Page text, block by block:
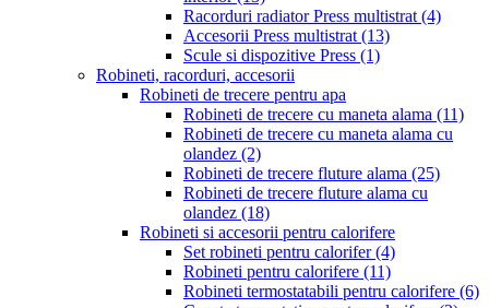
Racorduri radiator Press multistrat (4)
Accesorii Press multistrat (13)
Scule si dispozitive Press (1)
Robineti, racorduri, accesorii
Robineti de trecere pentru apa
Robineti de trecere cu maneta alama (11)
Robineti de trecere cu maneta alama cu
olandez (2)
Robineti de trecere fluture alama (25)
Robineti de trecere fluture alama cu
olandez (18)
Robineti si accesorii pentru calorifere
Set robineti pentru calorifer(4)
Robineti pentru calorifere (11)
Robineti termostatabili pentru calorifere (6)